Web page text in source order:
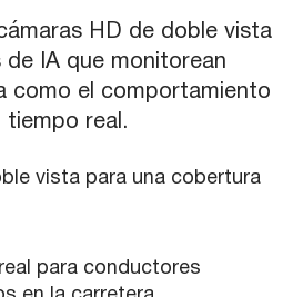
HD de doble vista
IA que monitorean
como el comportamiento
tiempo real.
vista para una cobertura
para conductores